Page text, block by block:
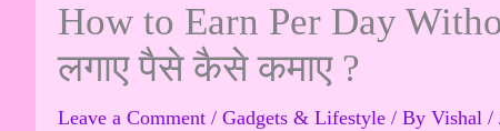
How to Earn Per Day
लगाए पैसे कैसे कमाए ?
Leave a Comment / Gadgets & Lifestyle / By Vishal /